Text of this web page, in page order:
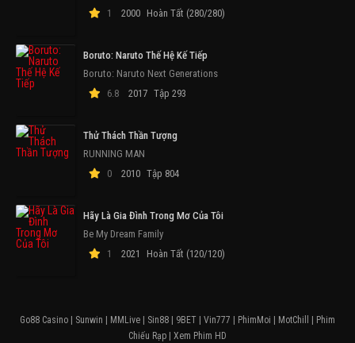
1
2000 Hoàn Tất (280/280)
Boruto: Naruto Thế Hệ Kế Tiếp
Boruto: Naruto Next Generations
6.8
2017 Tập 293
Thử Thách Thần Tượng
RUNNING MAN
0
2010 Tập 804
Hãy Là Gia Đình Trong Mơ Của Tôi
Be My Dream Family
1
2021 Hoàn Tất (120/120)
Go88 Casino Sunwin MMLive Sin88 9BET Vin777 PhimMoi MotChill
Phim
Chiếu Rạp
Xem Phim HD